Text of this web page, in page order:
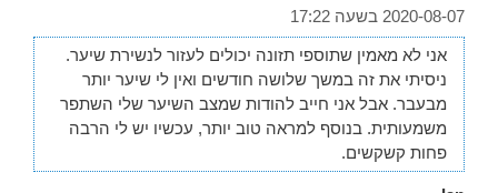
2020-08-07 בשעה 17:22
אני לא מאמין שתוספי תזונה יכולים לעזור לנשירת שיער.
ניסיתי את זה במשך שלושה חודשים ואין לי שיער יותר
מבעבר. אבל אני חייב להודות שמצב השיער שלי השתפר
משמעותית. בנוסף למראה טוב יותר, עכשיו יש לי הרבה
פחות קשקשים.